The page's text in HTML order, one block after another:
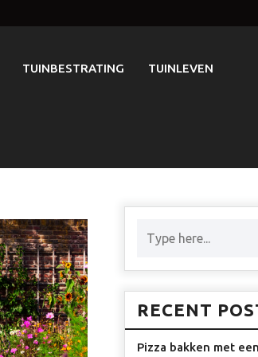
TUINBESTRATING TUINLEVEN
RECENT
Pizza bakken met